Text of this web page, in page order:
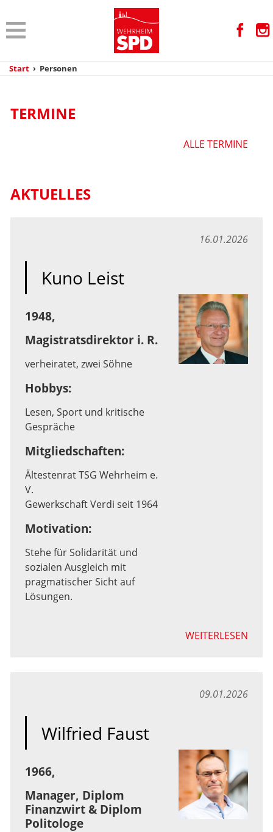
Start › Personen
TERMINE
ALLE TERMINE
AKTUELLES
16.01.2026
Kuno Leist
1948,
Magistratsdirektor i. R.
verheiratet, zwei Söhne
Hobbys:
Lesen, Sport und kritische
Gespräche
Mitgliedschaften:
Ältestenrat TSG Wehrheim e.
V.
Gewerkschaft Verdi seit 1964
Motivation:
Stehe für Solidarität und
sozialen Ausgleich mit
pragmatischer Sicht auf
Lösungen.
WEITERLESEN
09.01.2026
Wilfried Faust
1966,
Manager, Diplom
Finanzwirt & Diplom
Politologe